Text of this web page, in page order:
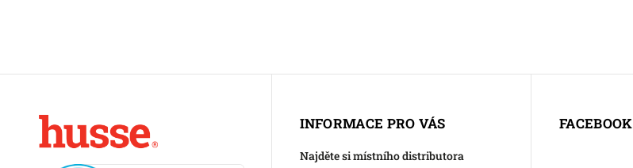
INFORMACE PRO VÁS
Najděte si místního distributora
FACEBOOK